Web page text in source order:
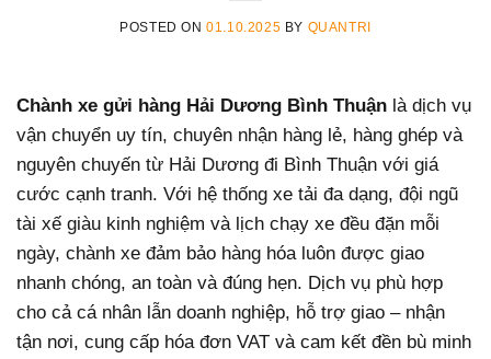
POSTED ON01.10.2025 BY QUANTRI
Chành xe gửi hàng Hải Dương Bình Thuận là dịch vụ
vận chuyển uy tín, chuyên nhận hàng lẻ, hàng ghép và
nguyên chuyến từ Hải Dương đi Bình Thuận với giá
cước cạnh tranh. Với hệ thống xe tải đa dạng, đội ngũ
tài xế giàu kinh nghiệm và lịch chạy xe đều đặn mỗi
ngày, chành xe đảm bảo hàng hóa luôn được giao
nhanh chóng, an toàn và đúng hẹn. Dịch vụ phù hợp
cho cả cá nhân lẫn doanh nghiệp, hỗ trợ giao – nhận
tận nơi, cung cấp hóa đơn VAT và cam kết đền bù minh